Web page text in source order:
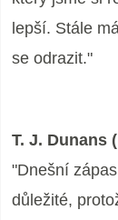
lepší. Stále
se odrazit."
T. J. Dunans
"Dnešní
důležité,